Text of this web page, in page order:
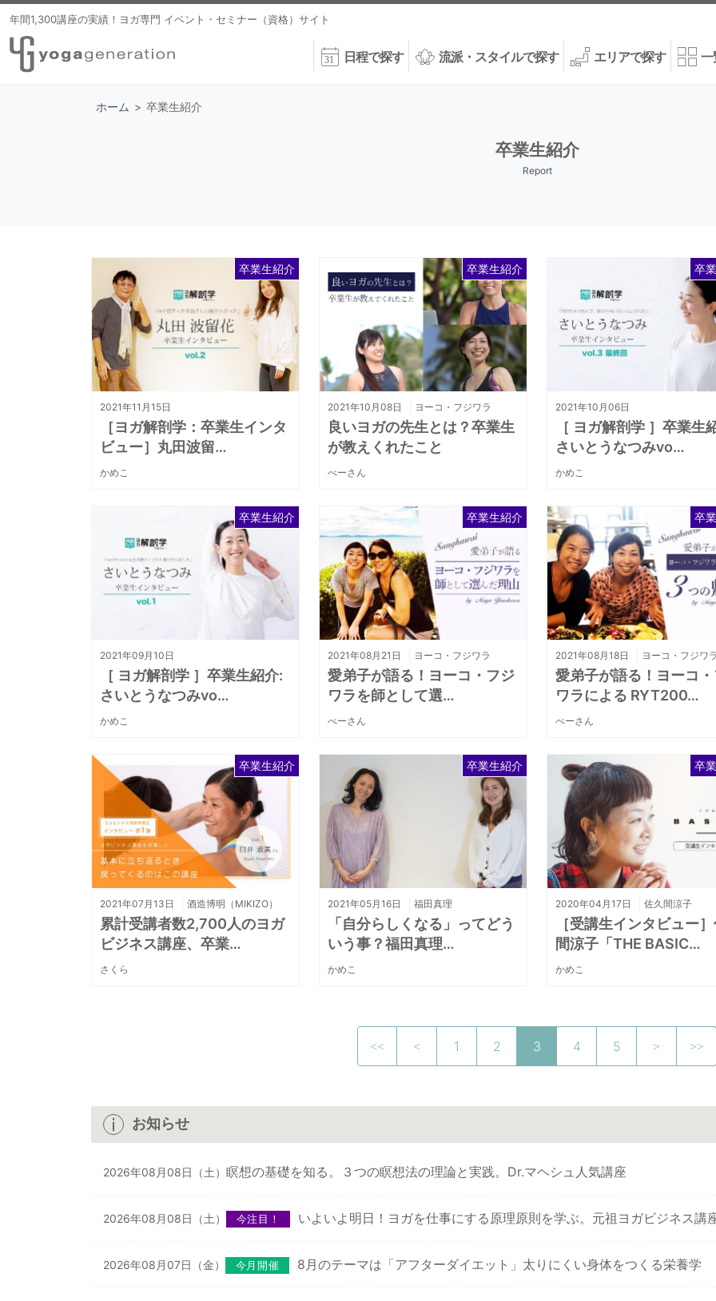
年間1,300講座の実績！ヨガ専門 イベント・セミナー（資格）サイト
日程で探す 流派・スタイルで探す エリアで探す 一
ホーム > 卒業生紹介
卒業生紹介
Report
2021年11月15日
［ヨガ解剖学：卒業生インタ
ビュー］丸田波留…
かめこ
卒業生紹介
2021年10月08日 ヨーコ・フジワラ
良いヨガの先生とは？卒業生
が教えくれたこと
べーさん
卒業生紹介
2021年10月06日
［ ヨガ解剖学 ］卒業生
さいとうなつみvo…
かめこ
卒
2021年09月10日
［ ヨガ解剖学 ］卒業生紹介:
さいとうなつみvo…
かめこ
卒業生紹介
2021年08月21日 ヨーコ・フジワラ
愛弟子が語る！ヨーコ・フジ
ワラを師として選…
べーさん
卒業生紹介
2021年08月18日 ヨーコ・フジワラ
愛弟子が語る！ヨーコ
ワラによる RYT200…
べーさん
卒
2021年07月13日 酒造博明（MIKIZO）
累計受講者数2,700人のヨガ
ビジネス講座、卒業…
さくら
卒業生紹介
2021年05月16日 福田真理
「自分らしくなる」ってどう
いう事？福田真理…
かめこ
卒業生紹介
2020年04月17日 佐久間涼子
［受講生インタビュー
間涼子「THE BASIC…
かめこ
卒
1 2 3 4 5
お知らせ
2026年08月08日（土） 瞑想の基礎を知る。３つの瞑想法の理論と実践。Dr.マヘシュ人気講座
2026年08月08日（土） 今注目！ いよいよ明日！ヨガを仕事にする原理原則を学ぶ。元祖ヨガビジネス講
2026年08月07日（金） 今月開催 8月のテーマは「アフターダイエット」太りにくい身体をつくる栄養学